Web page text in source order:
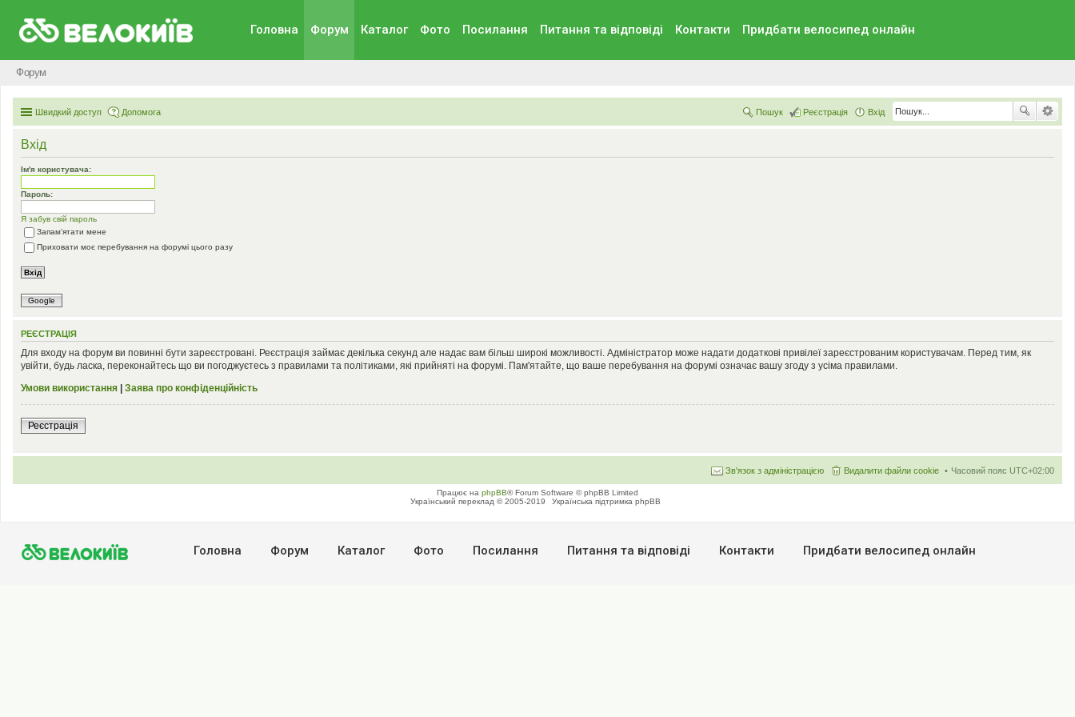
Головна Форум Каталог Фото Посилання Питання та вiдповiдi Контакти Придбати велосипед онлайн
Форум
Швидкий доступ Допомога Вхід
Реєстрація
Пошук
Вхід
Ім'я користувача:
Пароль:
Я забув свій пароль
Запам'ятати мене
Приховати моє перебування на форумі цього разу
Google
РЕЄСТРАЦІЯ
Для входу на форум ви повинні бути зареєстровані. Реєстрація займає декілька секунд але надає вам більш широкі можливості. Адміністратор може надати додаткові привілеї зареєстрованим користувачам. Перед тим, як
увійти, будь ласка, переконайтесь що ви погоджуєтесь з правилами та політиками, які прийняті на форумі. Пам'ятайте, що ваше перебування на форумі означає вашу згоду з усіма правилами.
Умови використання | Заява про конфіденційність
Реєстрація
Часовий пояс UTC+02:00
Видалити файли cookie
Зв'язок з адміністрацією
Працює на phpBB® Forum Software © phpBB Limited
Український переклад © 2005-2019
Українська підтримка phpBB
Головна Форум Каталог Фото Посилання Питання та вiдповiдi Контакти Придбати велосипед онлайн